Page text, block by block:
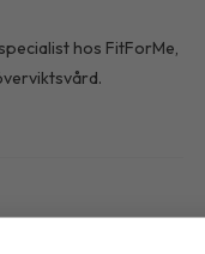
hos FitForMe,